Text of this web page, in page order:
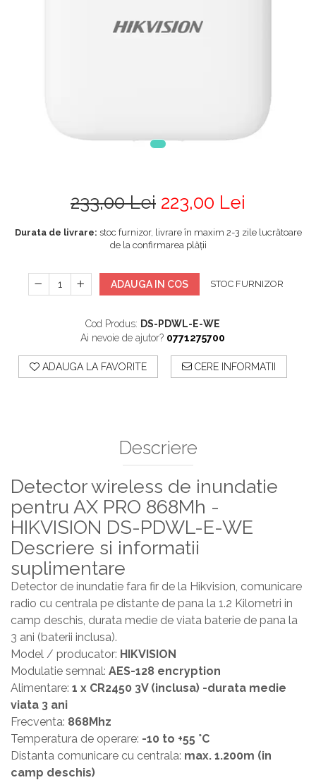
233,00 Lei 223,00 Lei
Durata de livrare: stoc furnizor, livrare în maxim 2-3 zile lucrătoare
de la confirmarea plății
ADAUGA IN COS STOC FURNIZOR
Cod Produs: DS-PDWL-E-WE
Ai nevoie de ajutor? 0771275700
ADAUGA LA FAVORITE CERE INFORMATII
Descriere
Detector wireless de inundatie
pentru AX PRO 868Mh -
HIKVISION DS-PDWL-E-WE
Descriere si informatii
suplimentare
Detector de inundatie fara fir de la Hikvision, comunicare
radio cu centrala pe distante de pana la 1.2 Kilometri in
camp deschis, durata medie de viata baterie de pana la
3 ani (baterii inclusa).
Model / producator: HIKVISION
Modulatie semnal: AES-128 encryption
Alimentare: 1 x CR2450 3V (inclusa) -durata medie
viata 3 ani
Frecventa: 868Mhz
Temperatura de operare: -10 to +55 °C
Distanta comunicare cu centrala: max. 1.200m (in
camp deschis)